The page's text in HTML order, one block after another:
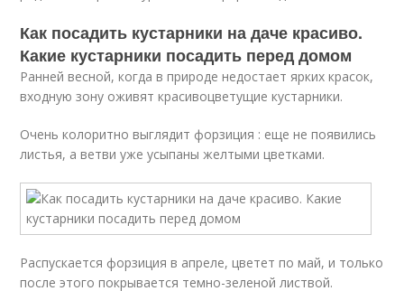
Как посадить кустарники на даче красиво.
Какие кустарники посадить перед домом
Ранней весной, когда в природе недостает ярких красок,
входную зону оживят красивоцветущие кустарники.
Очень колоритно выглядит форзиция : еще не появились
листья, а ветви уже усыпаны желтыми цветками.
Распускается форзиция в апреле, цветет по май, и только
после этого покрывается темно-зеленой листвой.